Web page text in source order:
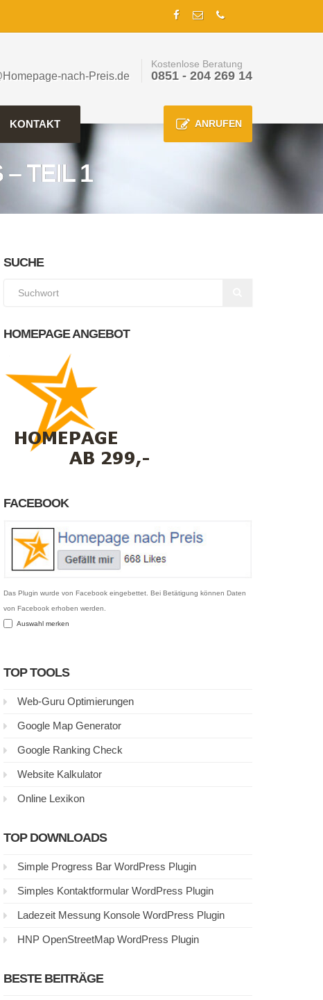
nach-Preis.de
Kostenlose Beratung
0851 - 204 269 14
KONTAKT ANRUFEN
TEIL 1
SUCHE
HOMEPAGE ANGEBOT
FACEBOOK
Das Plugin wurde von Facebook eingebettet. Bei Betätigung können Daten
von Facebook erhoben werden.
Auswahl merken
TOP TOOLS
Web-Guru Optimierungen
Google Map Generator
Google Ranking Check
Website Kalkulator
Online Lexikon
TOP DOWNLOADS
Simple Progress Bar WordPress Plugin
Simples Kontaktformular WordPress Plugin
Ladezeit Messung Konsole WordPress Plugin
HNP OpenStreetMap WordPress Plugin
BESTE BEITRÄGE